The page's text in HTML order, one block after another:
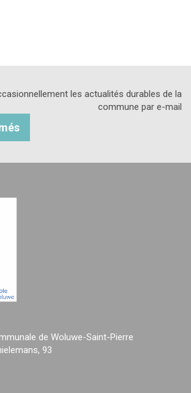
les actualités durables de la
commune par e-mail
de Woluwe-Saint-Pierre
93